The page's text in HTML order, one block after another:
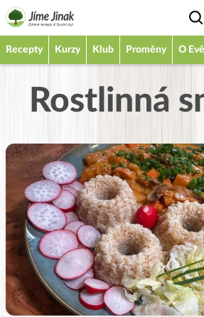
Recepty Kurzy Klub Proměny O Evě
Rostlinná